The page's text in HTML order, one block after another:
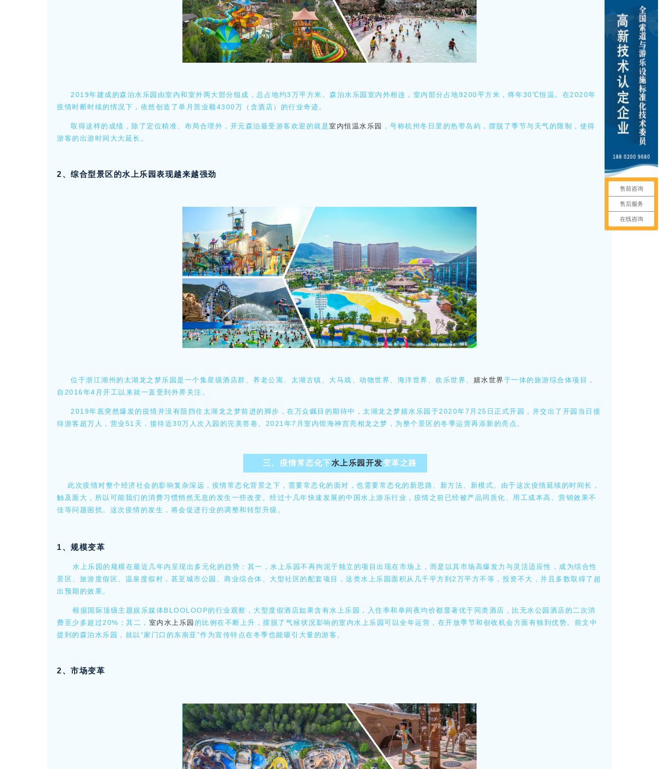
2019年建成的森泊水乐园由室内和室外两大部分组成，总占地约3万平方米。森泊水乐园室内外相连，室内部分占地9200平方米，终年30℃恒温。在2020年
疫情时断时续的情况下，依然创造了单月营业额4300万（含酒店）的行业奇迹。
取得这样的成绩，除了定位精准、布局合理外，开元森泊最受游客欢迎的就是室内恒温水乐园
，号称杭州冬日里的热带岛屿，摆脱了季节与天气的限制，使得
游客的出游时间大大延长。
2、综合型景区的水上乐园表现越来越强劲
位于浙江湖州的太湖龙之梦乐园是一个集星级酒店群、养老公寓、太湖古镇、大马戏、动物世界、海洋世界、欢乐世界、 嬉水世界于一体的旅游综合体项目，
自2016年4月开工以来就一直受到外界关注。
2019年底突然爆发的疫情并没有阻挡住太湖龙之梦前进的脚步，在万众瞩目的期待中，太湖龙之梦嬉水乐园于2020年7月25日正式开园，并交出了开园当日接
待游客超万人，营业51天，接待近30万人次入园的完美答卷。2021年7月室内馆海神宫亮相龙之梦，为整个景区的冬季运营再添新的亮点。
三、疫情常态化下水上乐园开发变革之路
此次疫情对整个经济社会的影响复杂深远，疫情常态化背景之下，需要常态化的面对，也需要常态化的新思路、新方法、新模式。由于这次疫情延续的时间长，
触及面大，所以可能我们的消费习惯悄然无息的发生一些改变。经过十几年快速发展的中国水上游乐行业，疫情之前已经被产品同质化、用工成本高、营销效果不
佳等问题困扰。这次疫情的发生，将会促进行业的调整和转型升级。
1、规模变革
水上乐园的规模在最近几年内呈现出多元化的趋势：其一，水上乐园不再拘泥于独立的项目出现在市场上，而是以其市场高爆发力与灵活适应性，成为综合性
景区、旅游度假区、温泉度假村，甚至城市公园、商业综合体、大型社区的配套项目，这类水上乐园面积从几千平方到2万平方不等，投资不大，并且多数取得了超
出预期的效果。
根据国际顶级主题娱乐媒体BLOOLOOP的行业观察，大型度假酒店如果含有水上乐园，入住率和单间夜均价都显著优于同类酒店，比无水公园酒店的二次消
费至少多超过20%；其二， 室内水上乐园 的比例在不断上升，摆脱了气候状况影响的室内水上乐园可以全年运营，在开放季节和创收机会方面有独到优势。前文中
提到的森泊水乐园，就以“家门口的东南亚”作为宣传特点在冬季也能吸引大量的游客。
2、市场变革
售前咨询
售后服务
在线咨询